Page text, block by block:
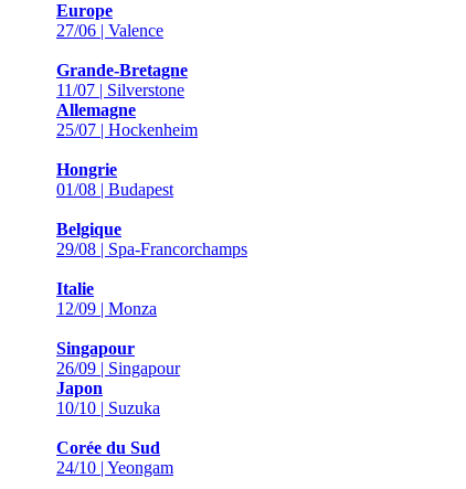
Europe
27/06 | Valence
Grande-Bretagne
11/07 | Silverstone
Allemagne
25/07 | Hockenheim
Hongrie
01/08 | Budapest
Belgique
29/08 | Spa-Francorchamps
Italie
12/09 | Monza
Singapour
26/09 | Singapour
Japon
10/10 | Suzuka
Corée du Sud
24/10 | Yeongam